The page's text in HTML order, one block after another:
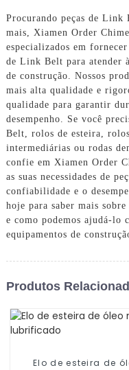
Procurando peças de Link
mais, Xiamen Order
especializados em
de Link Belt para atender
de construção. Nossos
mais alta qualidade e
qualidade para garantir
desempenho. Se você
Belt, rolos de esteira,
intermediárias ou rodas
confie em Xiamen Order
as suas necessidades de
confiabilidade e o
hoje para saber mais
e como podemos ajudá-lo
equipamentos de
Produtos
Elo de esteira de